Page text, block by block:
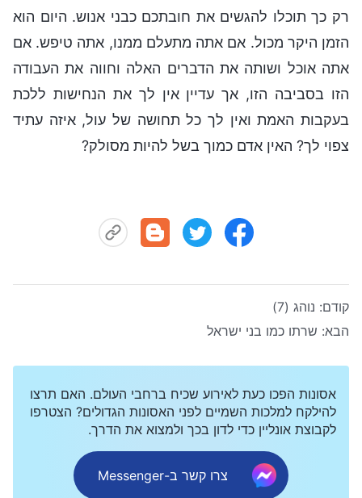
רק כך תוכלו להגשים את חובתכם כבני אנוש. היום הוא
הזמן היקר מכול. אם אתה מתעלם ממנו, אתה טיפש. אם
אתה אוכל ושותה את הדברים האלה וחווה את העבודה
הזו בסביבה הזו, אך עדיין אין לך את הנחישות ללכת
בעקבות האמת ואין לך כל תחושה של עול, איזה עתיד
צפוי לך? האין אדם כמוך בשל להיות מסולק?
קודם: נוהג (7)
הבא: שרתו כמו בני ישראל
אסונות הפכו כעת לאירוע שכיח ברחבי העולם. האם תרצו
להילקח למלכות השמיים לפני האסונות הגדולים? הצטרפו
לקבוצת אונליין כדי לדון בכך ולמצוא את הדרך.
צרו קשר ב-Messenger